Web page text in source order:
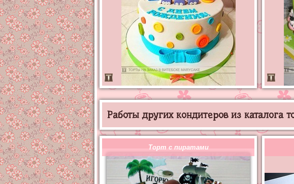
Работы других кондитеров из каталога
Торт с пиратами